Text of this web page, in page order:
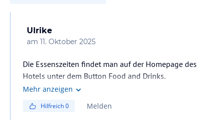
Ulrike
am 11. Oktober 2025
Die Essenszeiten findet man auf der Homepage des
Hotels unter dem Button Food and Drinks.
Mehr anzeigen
Hilfreich0 Melden